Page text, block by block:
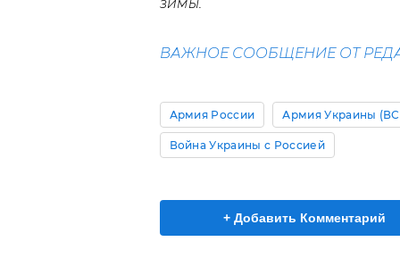
ВАЖНОЕ СООБЩЕНИЕ ОТ
Армия России Армия Украины
Война Украины с Россией
+ Добавить Комментарий